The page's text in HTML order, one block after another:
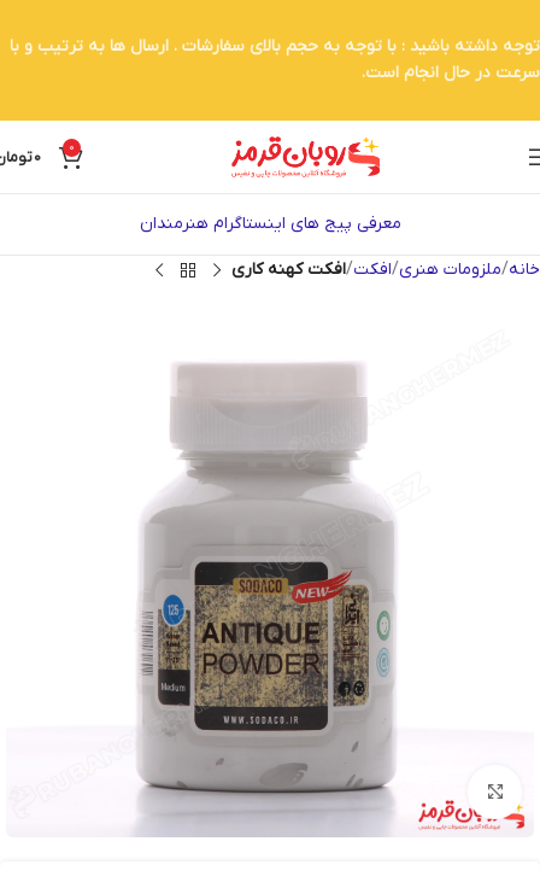
0
0
معرفی پیج های اینستاگرام هنرمندان
خانه ملزومات هنری افکت افکت کهنه کاری
بزرگنمایی تصویر
توجه داشته باشید : با توجه به حجم بالای سفارشات . ارسال ها به ترتیب و با
سرعت در حال انجام است.